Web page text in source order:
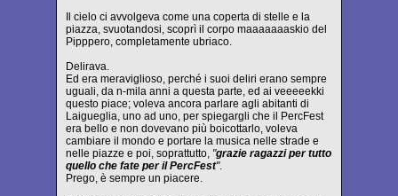
Il cielo ci avvolgeva come una coperta di stelle e la
piazza, svuotandosi, scoprì il corpo maaaaaaaskio del
Pipppero, completamente ubriaco.
Delirava.
Ed era meraviglioso, perché i suoi deliri erano sempre
uguali, da n-mila anni a questa parte, ed ai veeeeekki
questo piace; voleva ancora parlare agli abitanti di
Laigueglia, uno ad uno, per spiegargli che il PercFest
era bello e non dovevano più boicottarlo, voleva
cambiare il mondo e portare la musica nelle strade e
nelle piazze e poi, soprattutto, "grazie ragazzi per tutto
quello che fate per il PercFest".
Prego, è sempre un piacere.